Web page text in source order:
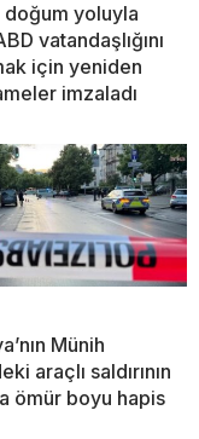
doğum yoluyla
vatandaşlığını
için yeniden
imzaladı
Münih
araçlı saldırının
ömür boyu hapis